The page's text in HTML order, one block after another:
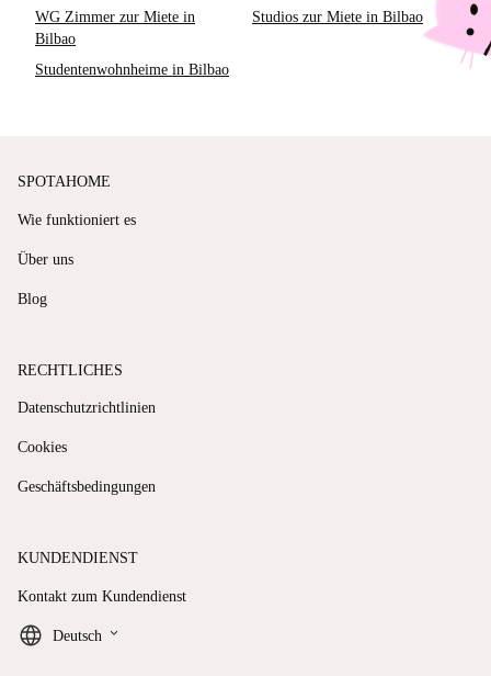
WG Zimmer zur Miete in
Bilbao
Studios zur Miete in Bilbao
Studentenwohnheime in Bilbao
SPOTAHOME
Wie funktioniert es
Über uns
Blog
RECHTLICHES
Datenschutzrichtlinien
Cookies
Geschäftsbedingungen
KUNDENDIENST
Kontakt zum Kundendienst
Deutsch keyboard_arrow_down